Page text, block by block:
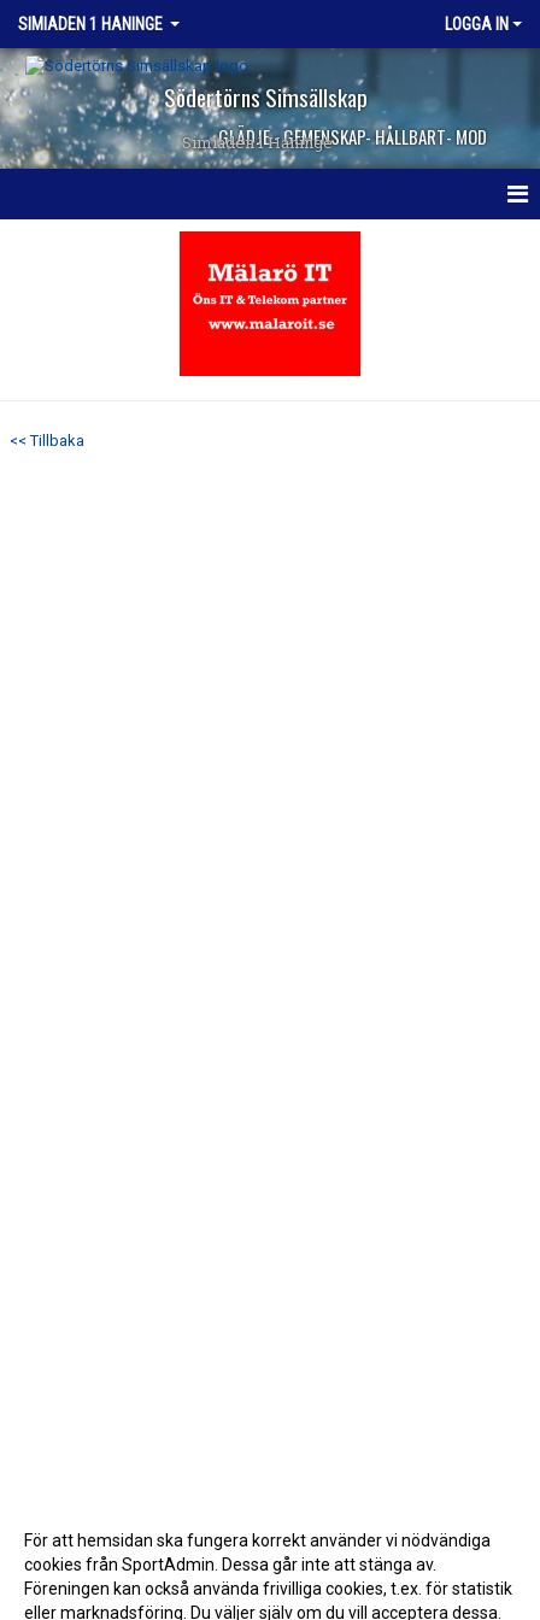
SIMIADEN 1 HANINGE LOGGA IN
Södertörns Simsällskap
GLÄDJE - GEMENSKAP- HÅLLBART- MOD
Simiaden 1 Haninge
KONTAKT
<< Tillbaka
För att hemsidan ska fungera korrekt använder vi nödvändiga
cookies från SportAdmin. Dessa går inte att stänga av.
Föreningen kan också använda frivilliga cookies, t.ex. för statistik
eller marknadsföring. Du väljer själv om du vill acceptera dessa.